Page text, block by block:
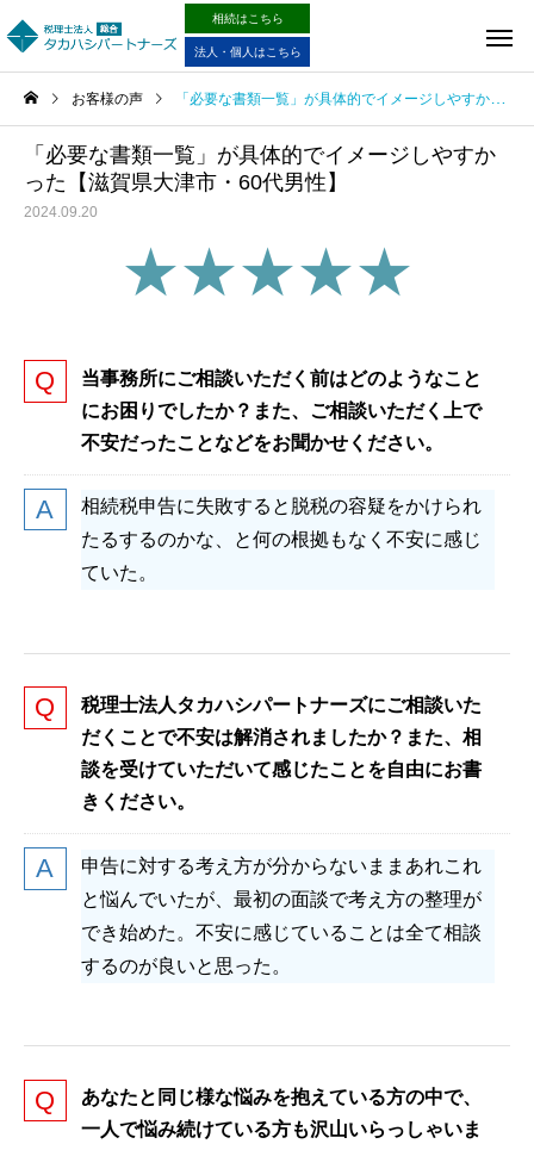
相続はこちら
法人・個人はこちら
お客様の声 「必要な書類一覧」が具体的でイメージしやすかった【滋賀県大津市・60代男性】
「必要な書類一覧」が具体的でイメージしやすか
った【滋賀県大津市・60代男性】
2024.09.20
★★★★★
当事務所にご相談いただく前はどのようなこと
にお困りでしたか？また、ご相談いただく上で
不安だったことなどをお聞かせください。
相続税申告に失敗すると脱税の容疑をかけられ
たるするのかな、と何の根拠もなく不安に感じ
ていた。
税理士法人タカハシパートナーズにご相談いた
だくことで不安は解消されましたか？また、相
談を受けていただいて感じたことを自由にお書
きください。
申告に対する考え方が分からないままあれこれ
と悩んでいたが、最初の面談で考え方の整理が
でき始めた。不安に感じていることは全て相談
するのが良いと思った。
あなたと同じ様な悩みを抱えている方の中で、
一人で悩み続けている方も沢山いらっしゃいま